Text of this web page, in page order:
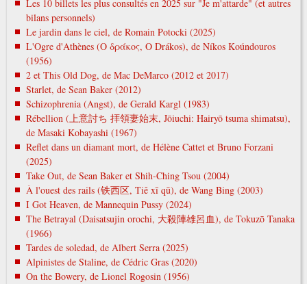
Les 10 billets les plus consultés en 2025 sur "Je m'attarde" (et autres
bilans personnels)
Le jardin dans le ciel, de Romain Potocki (2025)
L'Ogre d'Athènes (Ο δράκος, O Drákos), de Níkos Koúndouros
(1956)
2 et This Old Dog, de Mac DeMarco (2012 et 2017)
Starlet, de Sean Baker (2012)
Schizophrenia (Angst), de Gerald Kargl (1983)
Rébellion (上意討ち 拝領妻始末, Jōiuchi: Hairyō tsuma shimatsu),
de Masaki Kobayashi (1967)
Reflet dans un diamant mort, de Hélène Cattet et Bruno Forzani
(2025)
Take Out, de Sean Baker et Shih-Ching Tsou (2004)
À l'ouest des rails (铁西区, Tiě xī qū), de Wang Bing (2003)
I Got Heaven, de Mannequin Pussy (2024)
The Betrayal (Daisatsujin orochi, 大殺陣雄呂血), de Tokuzō Tanaka
(1966)
Tardes de soledad, de Albert Serra (2025)
Alpinistes de Staline, de Cédric Gras (2020)
On the Bowery, de Lionel Rogosin (1956)